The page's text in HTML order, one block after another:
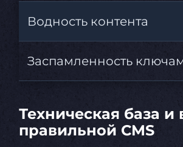
Водность контента
Заспамленность
Техническая база и
правильной CMS